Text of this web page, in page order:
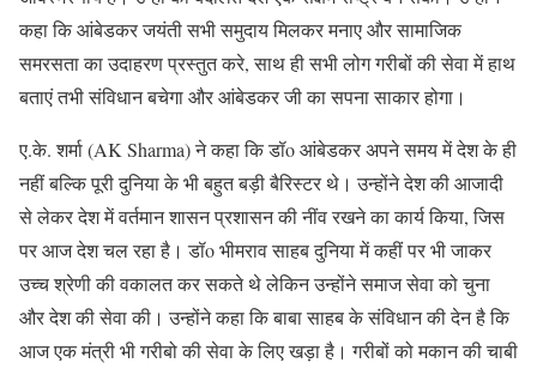
कहा कि आंबेडकर जयंती सभी समुदाय मिलकर मनाए और सामाजिक
समरसता का उदाहरण प्रस्तुत करे, साथ ही सभी लोग गरीबों की सेवा में हाथ
बताएं तभी संविधान बचेगा और आंबेडकर जी का सपना साकार होगा।
ए.के. शर्मा (AK Sharma) ने कहा कि डॉo आंबेडकर अपने समय में देश के ही
नहीं बल्कि पूरी दुनिया के भी बहुत बड़ी बैरिस्टर थे। उन्होंने देश की आजादी
से लेकर देश में वर्तमान शासन प्रशासन की नींव रखने का कार्य किया, जिस
पर आज देश चल रहा है। डॉo भीमराव साहब दुनिया में कहीं पर भी जाकर
उच्च श्रेणी की वकालत कर सकते थे लेकिन उन्होंने समाज सेवा को चुना
और देश की सेवा की। उन्होंने कहा कि बाबा साहब के संविधान की देन है कि
आज एक मंत्री भी गरीबो की सेवा के लिए खड़ा है। गरीबों को मकान की चाबी